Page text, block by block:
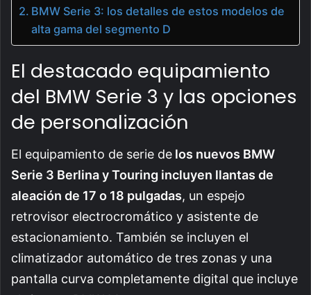
BMW Serie 3: los detalles de estos modelos de
alta gama del segmento D
El destacado equipamiento
del BMW Serie 3 y las opciones
de personalización
El equipamiento de serie de los nuevos BMW
Serie 3 Berlina y Touring incluyen llantas de
aleación de 17 o 18 pulgadas, un espejo
retrovisor electrocromático y asistente de
estacionamiento. También se incluyen el
climatizador automático de tres zonas y una
pantalla curva completamente digital que incluye